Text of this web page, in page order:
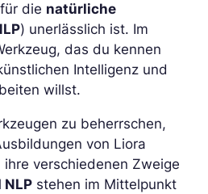
die natürliche
) unerlässlich ist. Im
das du kennen
Intelligenz und
willst.
zu beherrschen,
von Liora
verschiedenen Zweige
NLP stehen im Mittelpunkt